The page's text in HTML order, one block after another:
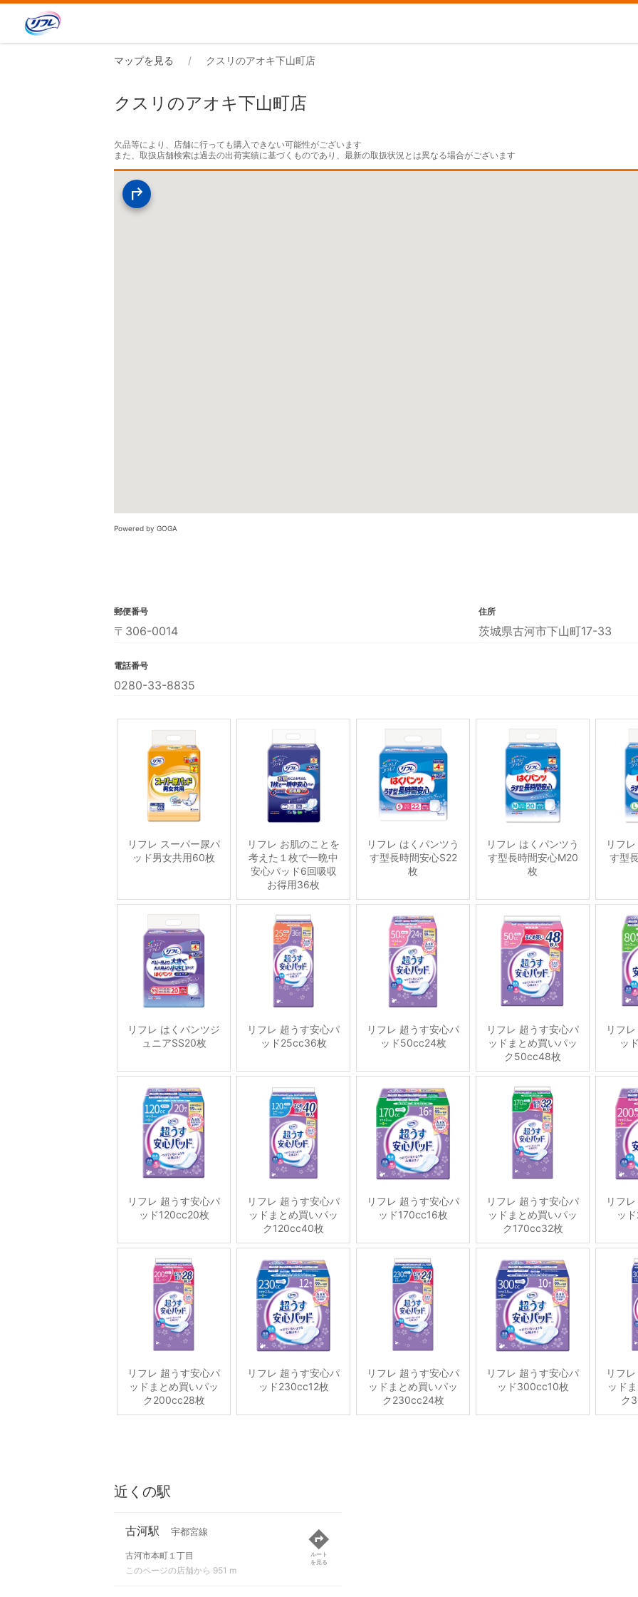
マップを見る クスリのアオキ下山町店
クスリのアオキ下山町店
欠品等により、店舗に行っても購入できない可能性がございます
また、取扱店舗検索は過去の出荷実績に基づくものであり、最新の取扱状況とは異なる場合がございます
Powered by GOGA
郵便番号
〒306-0014
住所
茨城県古河市下山町17-33
電話番号
0280-33-8835
リフレ スーパー尿パ
ッド男女共用60枚
リフレ お肌のことを
考えた１枚で一晩中
安心パッド6回吸収
お得用36枚
リフレ はくパンツう
す型長時間安心S22
枚
リフレ はくパンツう
す型長時間安心M20
枚
リフ
す型
リフレ はくパンツジ
ュニアSS20枚
リフレ 超うす安心パ
ッド25cc36枚
リフレ 超うす安心パ
ッド50cc24枚
リフレ 超うす安心パ
ッドまとめ買いパッ
ク50cc48枚
リフ
ッ
リフレ 超うす安心パ
ッド120cc20枚
リフレ 超うす安心パ
ッドまとめ買いパッ
ク120cc40枚
リフレ 超うす安心パ
ッド170cc16枚
リフレ 超うす安心パ
ッドまとめ買いパッ
ク170cc32枚
リフ
ッ
リフレ 超うす安心パ
ッドまとめ買いパッ
ク200cc28枚
リフレ 超うす安心パ
ッド230cc12枚
リフレ 超うす安心パ
ッドまとめ買いパッ
ク230cc24枚
リフレ 超うす安心パ
ッド300cc10枚
リフ
ッド
ク
近くの駅
古河駅 宇都宮線
古河市本町１丁目
このページの店舗から 951 m
ルート
を見る